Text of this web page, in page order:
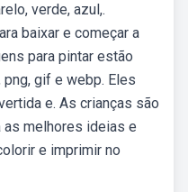
verde, azul,.
baixar e começar a
para pintar estão
gif e webp. Eles
e. As crianças são
melhores ideias e
e imprimir no